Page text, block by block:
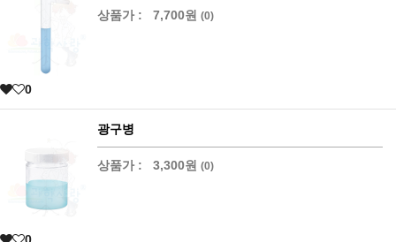
상품가 : 7,700원 (0)
0
광구병
상품가 : 3,300원 (0)
0